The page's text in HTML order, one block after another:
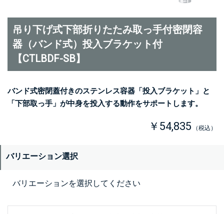
吊り下げ式下部折りたたみ取っ手付密閉容
器（バンド式）投入ブラケット付
【CTLBDF-SB】
バンド式密閉蓋付きのステンレス容器「投入ブラケット」と
「下部取っ手」が中身を投入する動作をサポートします。
￥54,835 （税込）
バリエーション選択
バリエーションを選択してください